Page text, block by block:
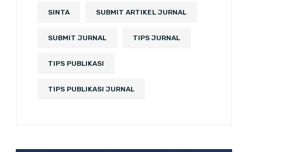
SINTA SUBMIT ARTIKEL JURNAL
SUBMIT JURNAL TIPS JURNAL
TIPS PUBLIKASI
TIPS PUBLIKASI JURNAL